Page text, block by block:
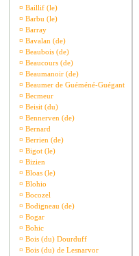
¤ Baillif (le)
¤ Barbu (le)
¤ Barray
¤ Bavalan (de)
¤ Beaubois (de)
¤ Beaucours (de)
¤ Beaumanoir (de)
¤ Beaumer de Guéméné-Guégant
¤ Becmeur
¤ Beisit (du)
¤ Bennerven (de)
¤ Bernard
¤ Berrien (de)
¤ Bigot (le)
¤ Bizien
¤ Bloas (le)
¤ Blohio
¤ Bocozel
¤ Bodigneau (de)
¤ Bogar
¤ Bohic
¤ Bois (du) Dourduff
¤ Bois (du) de Lesnarvor